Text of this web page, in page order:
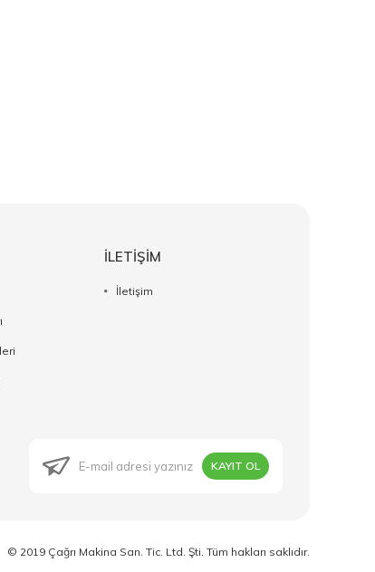
İLETİŞİM
İletişim
KAYIT OL
© 2019 Çağrı Makina San. Tic. Ltd. Şti. Tüm hakları saklıdır.